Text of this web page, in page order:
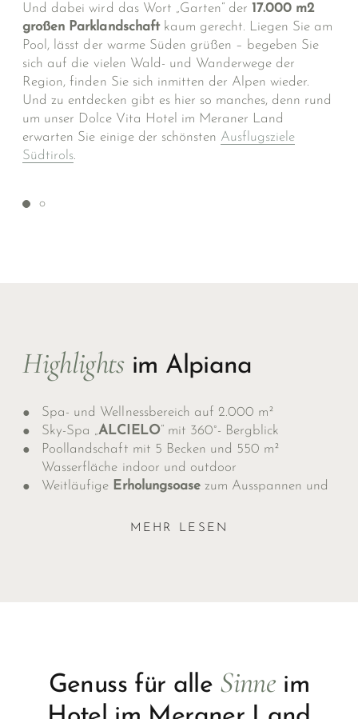
Und dabei wird das Wort „Garten“ der 17.000 m2
großen Parklandschaftkaum gerecht. Liegen Sie am
Pool, lässt der warme Süden grüßen – begeben Sie
sich auf die vielen Wald- und Wanderwege der
Region, finden Sie sich inmitten der Alpen wieder.
Und zu entdecken gibt es hier so manches, denn rund
um unser Dolce Vita Hotel im Meraner Land
erwarten Sie einige der schönsten Ausflugsziele
Südtirols.
Highlightsim Alpiana
Spa- und Wellnessbereich auf 2.000 m²
Sky-Spa „ALCIELO“ mit 360°- Bergblick
Poollandschaft mit 5 Becken und 550 m²
Wasserfläche indoor und outdoor
Weitläufige Erholungsoase zum Ausspannen und
MEHR LESEN
Genuss für alle Sinne im